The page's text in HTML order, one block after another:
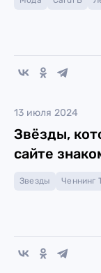
13 июля 2024
Звёзды,
сайте
Звезды Ченнинг